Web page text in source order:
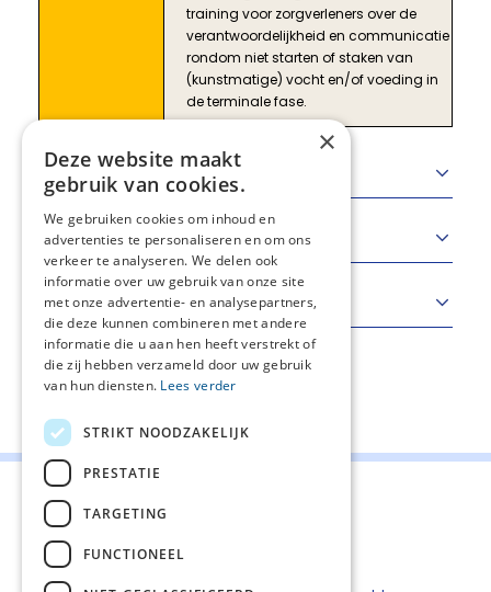
training voor zorgverleners over de
verantwoordelijkheid en communicatie
rondom niet starten of staken van
(kunstmatige) vocht en/of voeding in
de terminale fase.
Uitgangsvraag
Conclusies van evidence
Overwegingen
Deel deze pagina:
Contact
×
Deze website maakt
gebruik van cookies.
We gebruiken cookies om inhoud en
advertenties te personaliseren en om ons
verkeer te analyseren. We delen ook
informatie over uw gebruik van onze site
met onze advertentie- en analysepartners,
die deze kunnen combineren met andere
informatie die u aan hen heeft verstrekt of
die zij hebben verzameld door uw gebruik
van hun diensten. Lees verder
STRIKT NOODZAKELIJK
PRESTATIE
TARGETING
FUNCTIONEEL